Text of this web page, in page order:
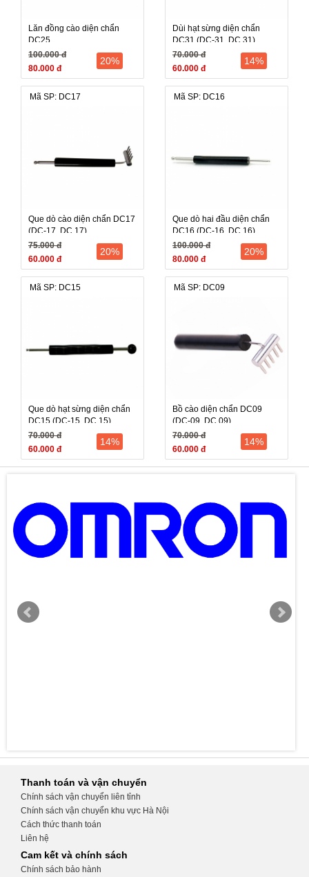
Lăn đồng cào diện chẩn
DC25
100.000 đ
80.000 đ
20%
Dùi hạt sừng diện chẩn
DC31 (DC-31, DC 31)
70.000 đ
60.000 đ
14%
Mã SP: DC17
Que dò cào diện chẩn DC17
(DC-17, DC 17)
75.000 đ
60.000 đ
20%
Mã SP: DC16
Que dò hai đầu diện chẩn
DC16 (DC-16, DC 16)
100.000 đ
80.000 đ
20%
Mã SP: DC15
Que dò hạt sừng diện chẩn
DC15 (DC-15, DC 15)
70.000 đ
60.000 đ
14%
Mã SP: DC09
Bồ cào diện chẩn DC09
(DC-09, DC 09)
70.000 đ
60.000 đ
14%
Thanh toán và vận chuyển
Chính sách vận chuyển liên tỉnh
Chính sách vận chuyển khu vực Hà Nội
Cách thức thanh toán
Liên hệ
Cam kết và chính sách
Chính sách bảo hành